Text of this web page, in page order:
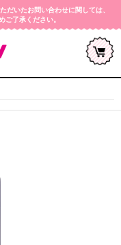
だいたお問い合わせに関しては、
了承ください。